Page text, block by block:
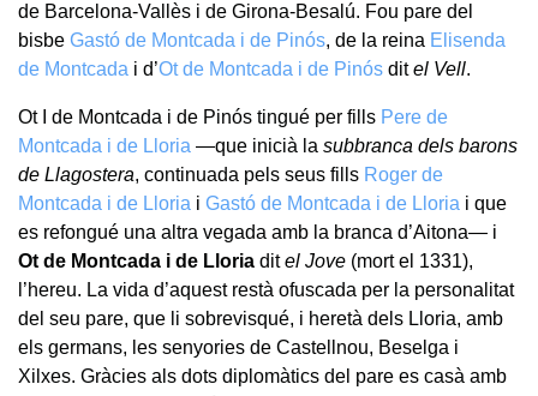
de Barcelona-Vallès i de Girona-Besalú. Fou pare del
bisbe Gastó de Montcada i de Pinós, de la reina Elisenda
de Montcada i d’Ot de Montcada i de Pinós ditel Vell.
Ot I de Montcada i de Pinós tingué per fills Pere de
Montcada i de Lloria —que inicià la subbranca dels barons
de Llagostera, continuada pels seus fills Roger de
Montcada i de Lloria i Gastó de Montcada i de Lloria i que
es refongué una altra vegada amb la branca d’Aitona— i
Ot de Montcada i de Lloria ditel Jove (mort el 1331),
l’hereu. La vida d’aquest restà ofuscada per la personalitat
del seu pare, que li sobrevisqué, i heretà dels Lloria, amb
els germans, les senyories de Castellnou, Beselga i
Xilxes. Gràcies als dots diplomàtics del pare es casà amb